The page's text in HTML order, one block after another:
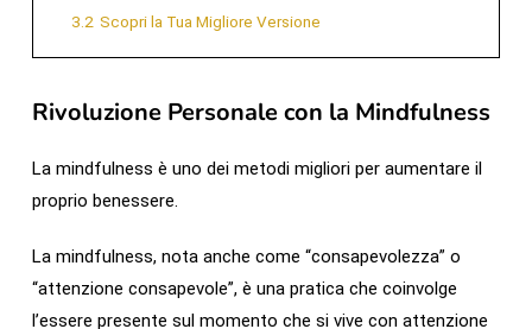
3.2 Scopri la Tua Migliore Versione
Rivoluzione Personale con la Mindfulness
La mindfulness è uno dei metodi migliori per aumentare il
proprio benessere.
La mindfulness, nota anche come “consapevolezza” o
“attenzione consapevole”, è una pratica che coinvolge
l’essere presente sul momento che si vive con attenzione